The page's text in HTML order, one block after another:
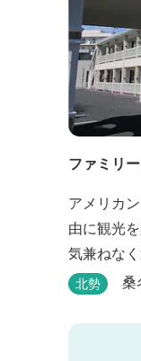
ファミリ
アメリカ
由に観光
気兼ねな
す。
北勢 桑